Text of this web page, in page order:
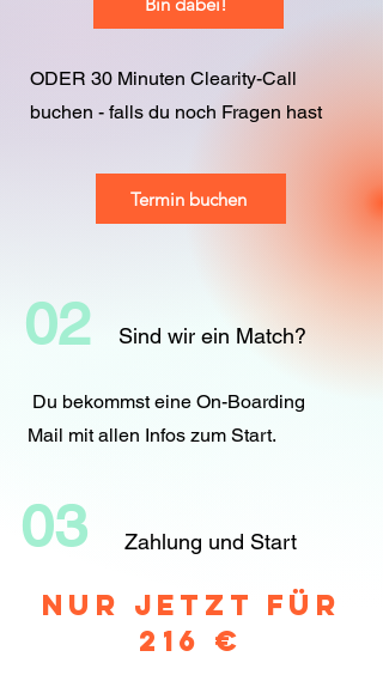
ODER 30 Minuten Clearity-Call
buchen - falls du noch Fragen hast
Termin buchen
02 Sind wir ein Match?
Du bekommst eine On-Boarding
Mail mit allen Infos zum Start.
03 Zahlung und Start
Nur jetzt für
216 €